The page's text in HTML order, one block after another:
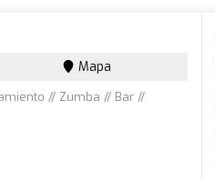
Mapa
// Zumba // Bar //